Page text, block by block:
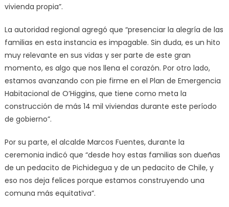
vivienda propia”.
La autoridad regional agregó que “presenciar la alegría de las
familias en esta instancia es impagable. Sin duda, es un hito
muy relevante en sus vidas y ser parte de este gran
momento, es algo que nos llena el corazón. Por otro lado,
estamos avanzando con pie firme en el Plan de Emergencia
Habitacional de O’Higgins, que tiene como meta la
construcción de más 14 mil viviendas durante este período
de gobierno”.
Por su parte, el alcalde Marcos Fuentes, durante la
ceremonia indicó que “desde hoy estas familias son dueñas
de un pedacito de Pichidegua y de un pedacito de Chile, y
eso nos deja felices porque estamos construyendo una
comuna más equitativa”.